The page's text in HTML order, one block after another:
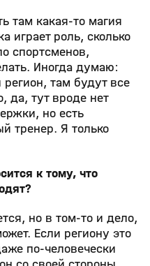
там какая-то магия
играет роль, сколько
спортсменов,
Иногда думаю:
там будут все
да, тут вроде нет
но есть
тренер. Я только
к тому, что
но в том-то и дело,
Если региону это
по-человечески